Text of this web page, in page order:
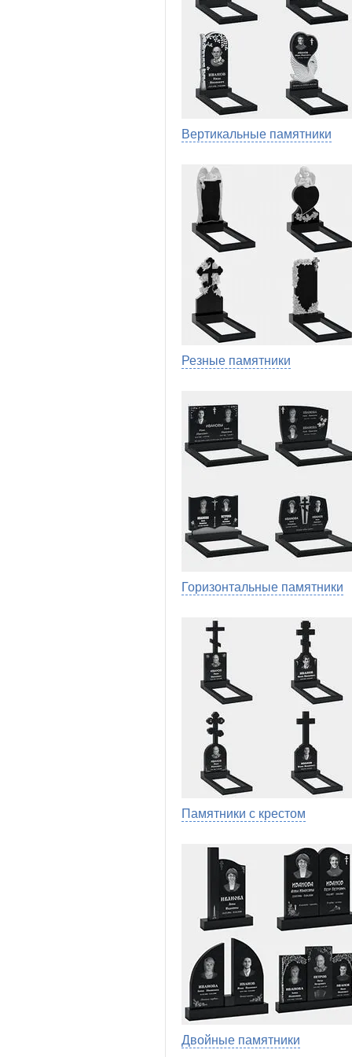
Вертикальные памятники
Резные памятники
Горизонтальные памятники
Памятники с крестом
Двойные памятники